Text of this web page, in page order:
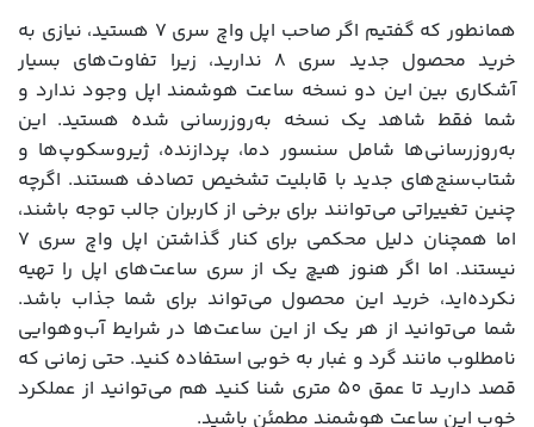
همانطور که گفتیم اگر صاحب اپل واچ سری 7 هستید، نیازی به
خرید محصول جدید سری 8 ندارید، زیرا تفاوت‌های بسیار
آشکاری بین این دو نسخه ساعت هوشمند اپل وجود ندارد و
شما فقط شاهد یک نسخه به‌روزرسانی شده هستید. این
به‌روزرسانی‌ها شامل سنسور دما، پردازنده، ژیروسکوپ‌ها و
شتاب‌سنج‌های جدید با قابلیت تشخیص تصادف هستند. اگرچه
چنین تغییراتی می‌توانند برای برخی از کاربران جالب توجه باشند،
اما همچنان دلیل محکمی برای کنار گذاشتن اپل واچ سری 7
نیستند. اما اگر هنوز هیچ یک از سری ساعت‌های اپل را تهیه
نکرده‌اید، خرید این محصول می‌تواند برای شما جذاب باشد.
شما می‌توانید از هر یک از این ساعت‌ها در شرایط آب‌وهوایی
نامطلوب مانند گرد و غبار به خوبی استفاده کنید. حتی زمانی که
قصد دارید تا عمق 50 متری شنا کنید هم می‌توانید از عملکرد
خوب این ساعت هوشمند مطمئن باشید.